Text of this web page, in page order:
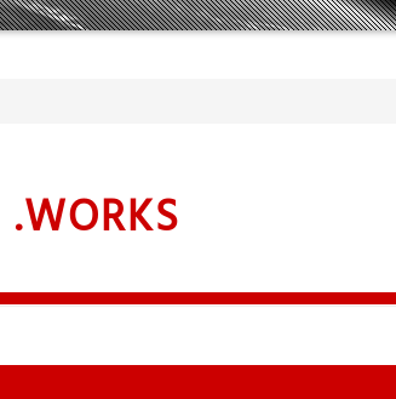
.WORKS